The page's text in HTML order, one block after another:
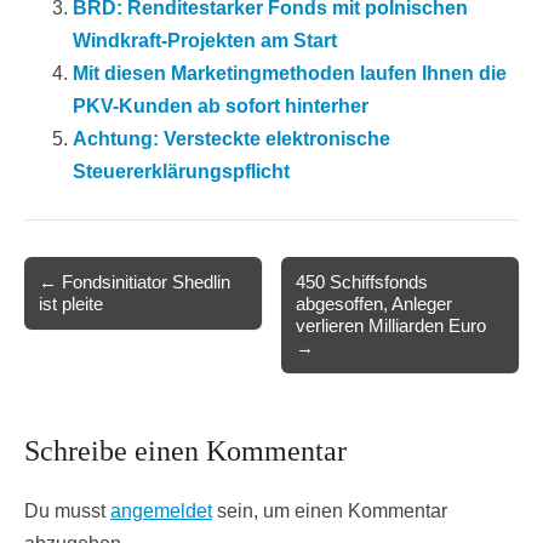
BRD: Renditestarker Fonds mit polnischen
Windkraft-Projekten am Start
Mit diesen Marketingmethoden laufen Ihnen die
PKV-Kunden ab sofort hinterher
Achtung: Versteckte elektronische
Steuererklärungspflicht
navigation
← Fondsinitiator Shedlin
ist pleite
450 Schiffsfonds
abgesoffen, Anleger
verlieren Milliarden Euro
→
Schreibe einen Kommentar
Du musstangemeldetsein, um einen Kommentar